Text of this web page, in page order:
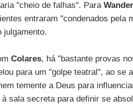
"cheio de falhas". Para
entraram "condenados pela
julgamento.
Colares, há "bastante provas
para um "golpe teatral", ao se
temente a Deus para
sala secreta para definir se